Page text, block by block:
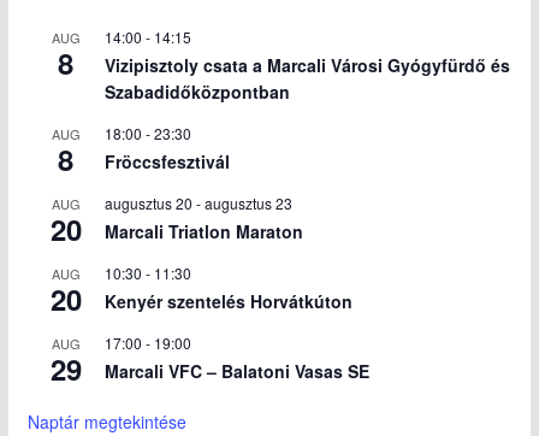
AUG
8
14:00 - 14:15
Vizipisztoly csata a Marcali Városi Gyógyfürdő és
Szabadidőközpontban
AUG
8
18:00 -23:30
Fröccsfesztivál
AUG
20
augusztus 20 -augusztus 23
Marcali Triatlon Maraton
AUG
20
10:30 - 11:30
Kenyér szentelés Horvátkúton
AUG
29
17:00 - 19:00
Marcali VFC – Balatoni Vasas SE
Naptár megtekintése